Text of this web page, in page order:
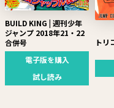
BUILD KING | 週刊少年
ジャンプ 2018年21・22
合併号
電子版を購入
試し読み
トリ